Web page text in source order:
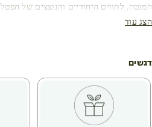
המנטה, לתווים היחודיים והנוצצים של הפטל
הצג עוד
דגשים